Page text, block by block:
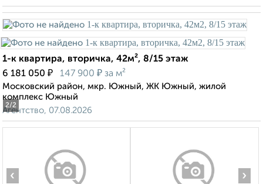
2/2
1-к квартира, вторичка, 42м², 8/15 этаж
6 181 050 ₽ 147 900 ₽ за м²
Московский район, мкр. Южный, ЖК Южный, жилой
комплекс Южный
Агентство, 07.08.2026
‹ ›